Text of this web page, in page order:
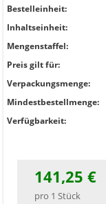
Bestelleinheit:
Inhaltseinheit:
Mengenstaffel:
Preis gilt für:
Verpackungsmenge:
Mindestbestellmenge:
Verfügbarkeit:
141,25 €
pro 1 Stück